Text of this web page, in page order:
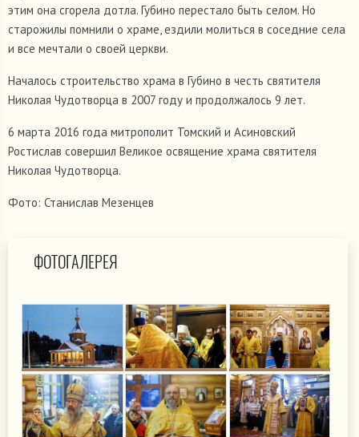
этим она сгорела дотла. Губино перестало быть селом. Но
старожилы помнили о храме, ездили молиться в соседние села
и все мечтали о своей церкви.
Началось строительство храма в Губино в честь святителя
Николая Чудотворца в 2007 году и продолжалось 9 лет.
6 марта 2016 года митрополит Томский и Асиновский
Ростислав совершил Великое освящение храма святителя
Николая Чудотворца.
Фото: Станислав Мезенцев
ФОТОГАЛЕРЕЯ